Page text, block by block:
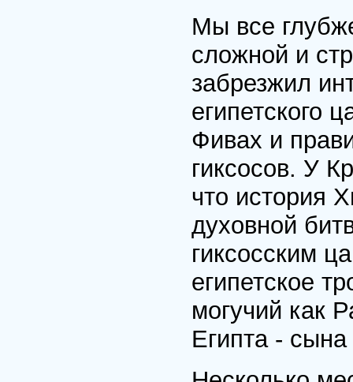
Мы все
сложной и
забрезжил
египетского
Фивах и
гиксосов. У
что история
духовной
гиксосским
египетское
могучий как
Египта - сына